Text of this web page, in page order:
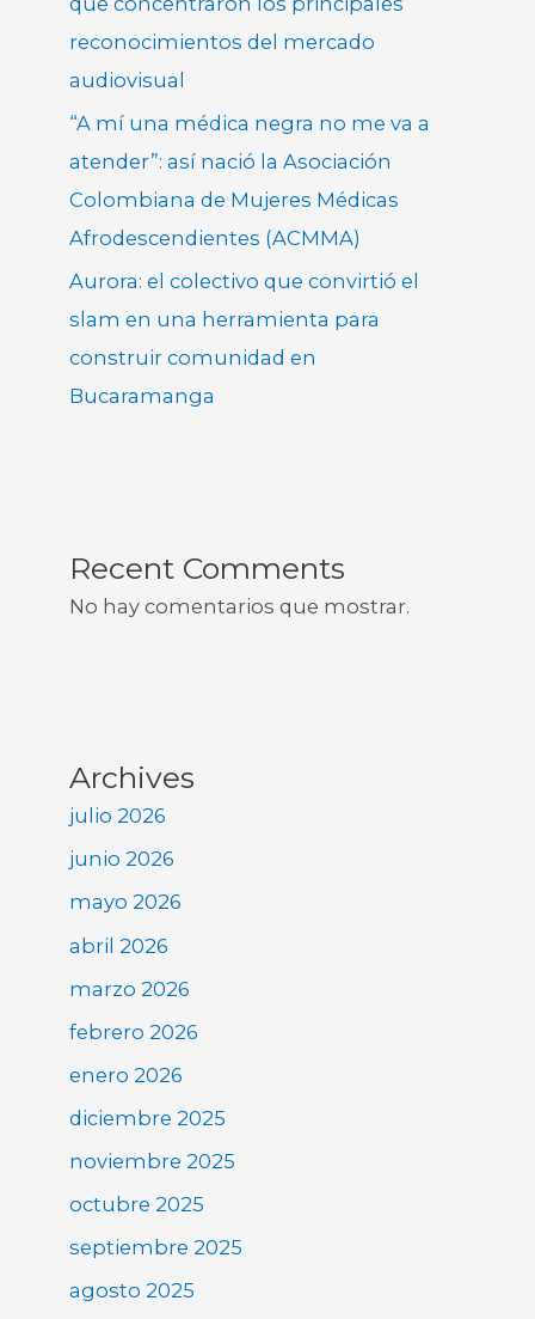
reconocimientos del mercado
audiovisual
“A mí una médica negra no me va a
atender”: así nació la Asociación
Colombiana de Mujeres Médicas
Afrodescendientes (ACMMA)
Aurora: el colectivo que convirtió el
slam en una herramienta para
construir comunidad en
Bucaramanga
Recent Comments
No hay comentarios que mostrar.
Archives
julio 2026
junio 2026
mayo 2026
abril 2026
marzo 2026
febrero 2026
enero 2026
diciembre 2025
noviembre 2025
octubre 2025
septiembre 2025
agosto 2025